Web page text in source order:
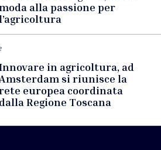
alla passione per
in agricoltura, ad
Amsterdam si riunisce la
europea coordinata
dalla Regione Toscana